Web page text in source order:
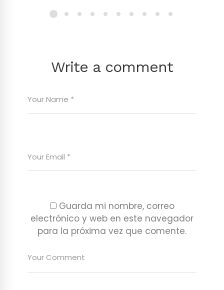
Write a comment
Guarda mi nombre, correo
electrónico y web en este navegador
para la próxima vez que comente.